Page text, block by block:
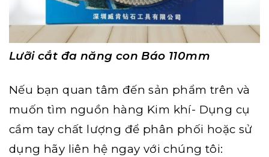
Lưỡi cắt đa năng con Báo 110mm
Nếu bạn quan tâm đến sản phẩm trên và
muốn tìm nguồn hàng Kim khí- Dụng cụ
cầm tay chất lượng để phân phối hoặc sử
dụng hãy liên hệ ngay với chúng tôi: